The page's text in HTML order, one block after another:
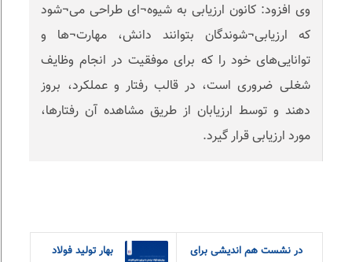
وی افزود: کانون ارزیابی به شیوه‌¬ای طراحی می¬‌شود
که ارزیابی¬‌شوندگان بتوانند دانش، مهارت¬‌ها و
توانایی‌های خود را که برای موفقیت در انجام وظایف
شغلی ضروری است، در قالب رفتار و عملکرد، بروز
دهند و توسط ارزیابان از طریق مشاهده آن رفتارها،
مورد ارزیابی قرار گیرد.
در نشست هم اندیشی برای
بهار تولید فولاد